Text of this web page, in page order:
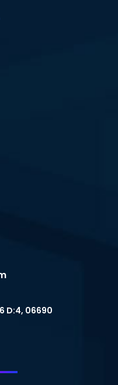
D:4, 06690